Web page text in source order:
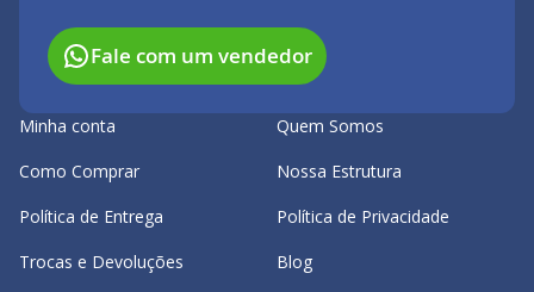
Fale com um vendedor
Minha conta
Como Comprar
Política de Entrega
Trocas e Devoluções
Quem Somos
Nossa Estrutura
Política de Privacidade
Blog